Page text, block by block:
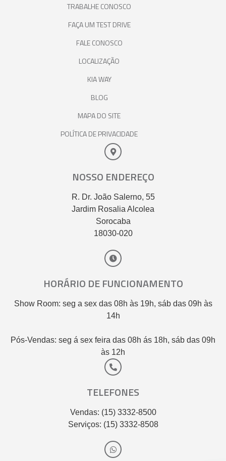
TRABALHE CONOSCO
FAÇA UM TEST DRIVE
FALE CONOSCO
LOCALIZAÇÃO
KIA WAY
BLOG
MAPA DO SITE
POLÍTICA DE PRIVACIDADE
NOSSO ENDEREÇO
R. Dr. João Salerno, 55
Jardim Rosalia Alcolea
Sorocaba
18030-020
HORÁRIO DE FUNCIONAMENTO
Show Room: seg a sex das 08h às 19h, sáb das 09h às
14h
Pós-Vendas: seg á sex feira das 08h ás 18h, sáb das 09h
às 12h
TELEFONES
Vendas: (15) 3332-8500
Serviços: (15) 3332-8508